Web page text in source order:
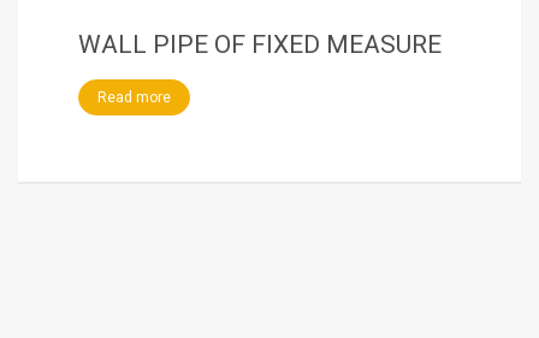
WALL PIPE OF FIXED MEASURE
Read more